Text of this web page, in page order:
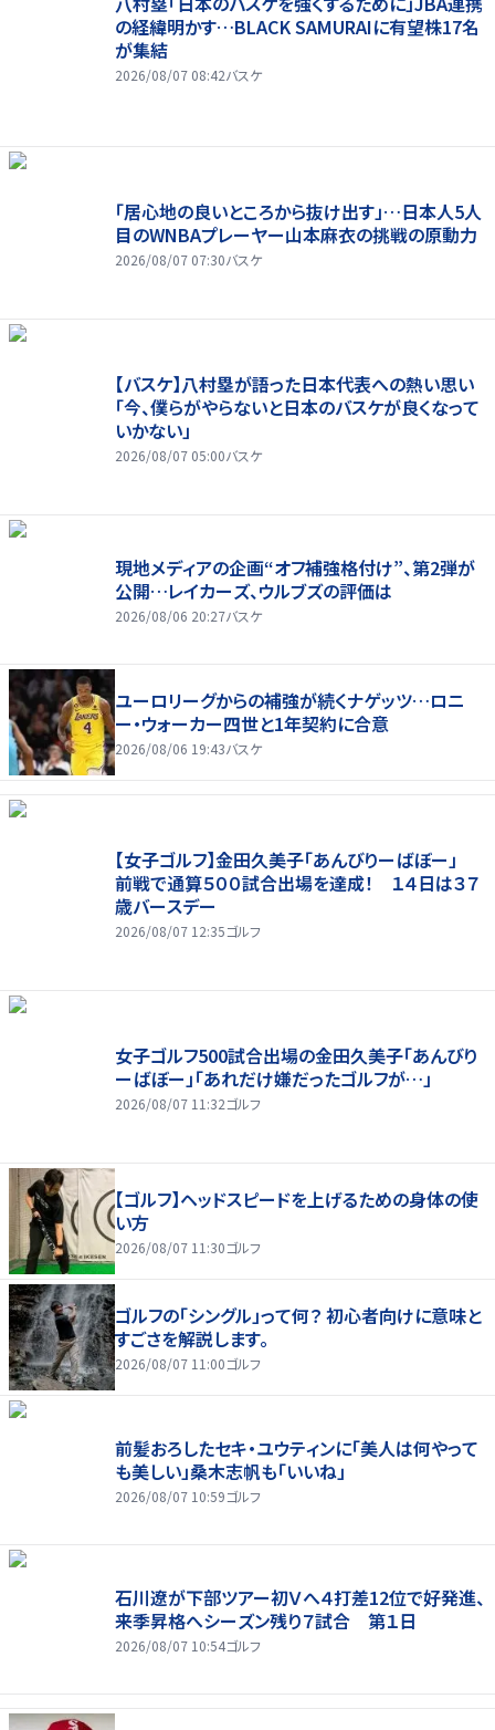
の経緯明かす…BLACK SAMURAIに有望株17名
が集結
2026/08/07 08:42バスケ
「居心地の良いところから抜け出す」…日本人5人
目のWNBAプレーヤー山本麻衣の挑戦の原動力
2026/08/07 07:30バスケ
【バスケ】八村塁が語った日本代表への熱い思い
「今、僕らがやらないと日本のバスケが良くなって
いかない」
2026/08/07 05:00バスケ
現地メディアの企画“オフ補強格付け”、第2弾が
公開…レイカーズ、ウルブズの評価は
2026/08/06 20:27バスケ
ユーロリーグからの補強が続くナゲッツ…ロニ
ー・ウォーカー四世と1年契約に合意
2026/08/06 19:43バスケ
【女子ゴルフ】金田久美子「あんびりーばぼー」
前戦で通算５００試合出場を達成！ １４日は３７
歳バースデー
2026/08/07 12:35ゴルフ
女子ゴルフ500試合出場の金田久美子「あんびり
ーばぼー」「あれだけ嫌だったゴルフが…」
2026/08/07 11:32ゴルフ
【ゴルフ】ヘッドスピードを上げるための身体の使
い方
2026/08/07 11:30ゴルフ
ゴルフの「シングル」って何？ 初心者向けに意味と
すごさを解説します。
2026/08/07 11:00ゴルフ
前髪おろしたセキ・ユウティンに「美人は何やって
も美しい」桑木志帆も「いいね」
2026/08/07 10:59ゴルフ
石川遼が下部ツアー初Ｖへ４打差12位で好発進、
来季昇格へシーズン残り７試合 第１日
2026/08/07 10:54ゴルフ